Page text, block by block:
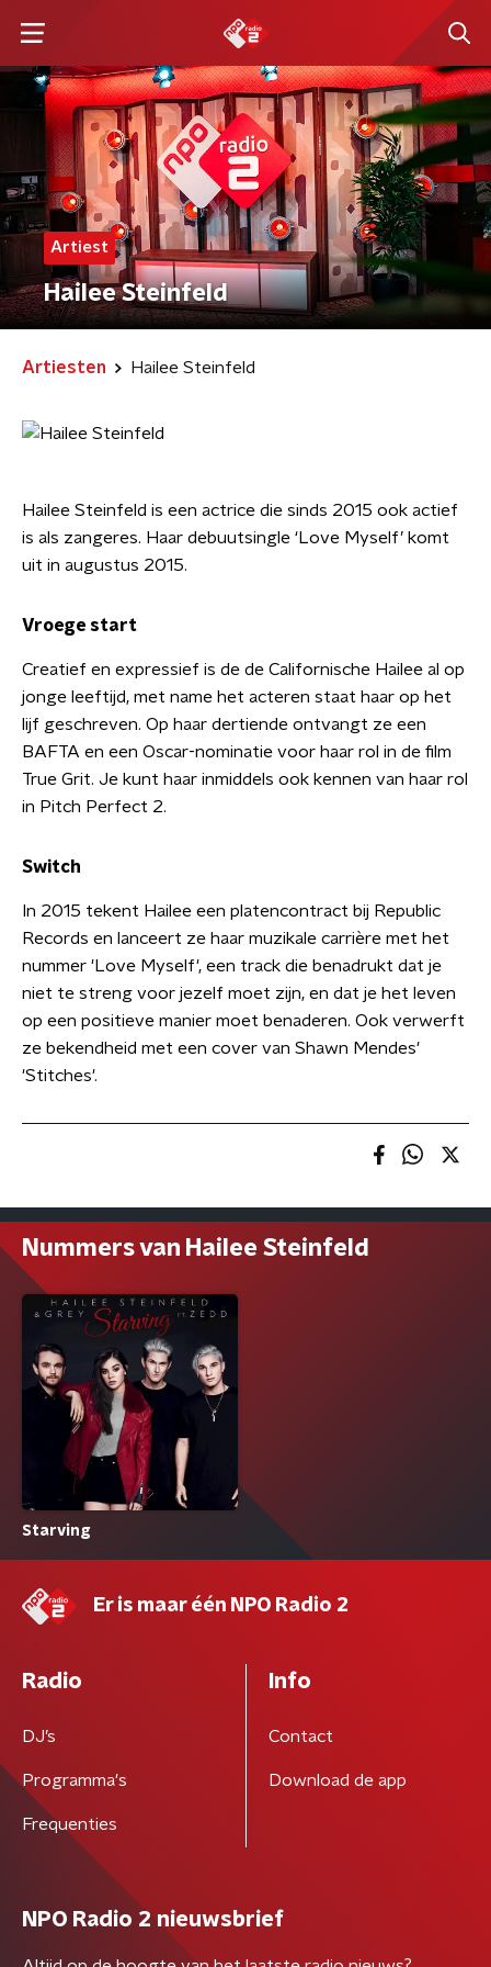
Artiest
Hailee Steinfeld
Artiesten Hailee Steinfeld
Hailee Steinfeld is een actrice die sinds 2015 ook actief
is als zangeres. Haar debuutsingle ‘Love Myself’ komt
uit in augustus 2015.
Vroege start
Creatief en expressief is de de Californische Hailee al op
jonge leeftijd, met name het acteren staat haar op het
lijf geschreven. Op haar dertiende ontvangt ze een
BAFTA en een Oscar-nominatie voor haar rol in de film
True Grit. Je kunt haar inmiddels ook kennen van haar rol
in Pitch Perfect 2.
Switch
In 2015 tekent Hailee een platencontract bij Republic
Records en lanceert ze haar muzikale carrière met het
nummer 'Love Myself', een track die benadrukt dat je
niet te streng voor jezelf moet zijn, en dat je het leven
op een positieve manier moet benaderen. Ook verwerft
ze bekendheid met een cover van Shawn Mendes'
'Stitches'.
Nummers van Hailee Steinfeld
Starving
Er is maar één NPO Radio 2
Radio
DJ’s
Programma's
Frequenties
Info
Contact
Download de app
NPO Radio 2 nieuwsbrief